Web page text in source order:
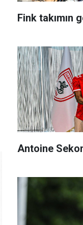
Fink takımın
Antoine